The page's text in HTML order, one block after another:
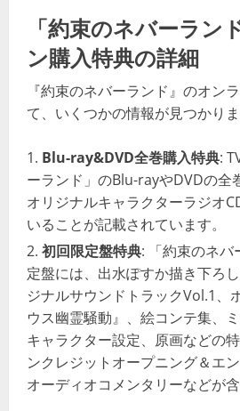
「約束のネバーラン
ン購入特典の詳細
『約束のネバーランド』のオン
て、いくつかの情報が見つかりま
Blu-ray&DVD全巻購入特典:
ーランド」のBlu-rayやDVDの全
オリジナルキャラクターラジオ
いることが記載されています​​。
初回限定盤特典: 「約束のネバ
定盤には、出水ぽすか描き下ろ
ジナルサウンドトラックVol.1、
ウス幽霊騒動』、絵コンテ集、
キャラクター設定、原画などの
ンクレジットオープニング＆エ
オーディオコメンタリーなどが含